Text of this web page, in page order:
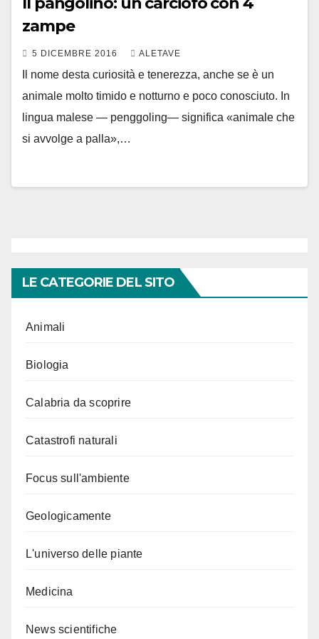
zampe
5 DICEMBRE 2016 ALETAVE
Il nome desta curiosità e tenerezza, anche se è un
animale molto timido e notturno e poco conosciuto. In
lingua malese — penggoling— significa «animale che
si avvolge a palla»,…
LE CATEGORIE DEL SITO
Animali
Biologia
Calabria da scoprire
Catastrofi naturali
Focus sull'ambiente
Geologicamente
L'universo delle piante
Medicina
News scientifiche